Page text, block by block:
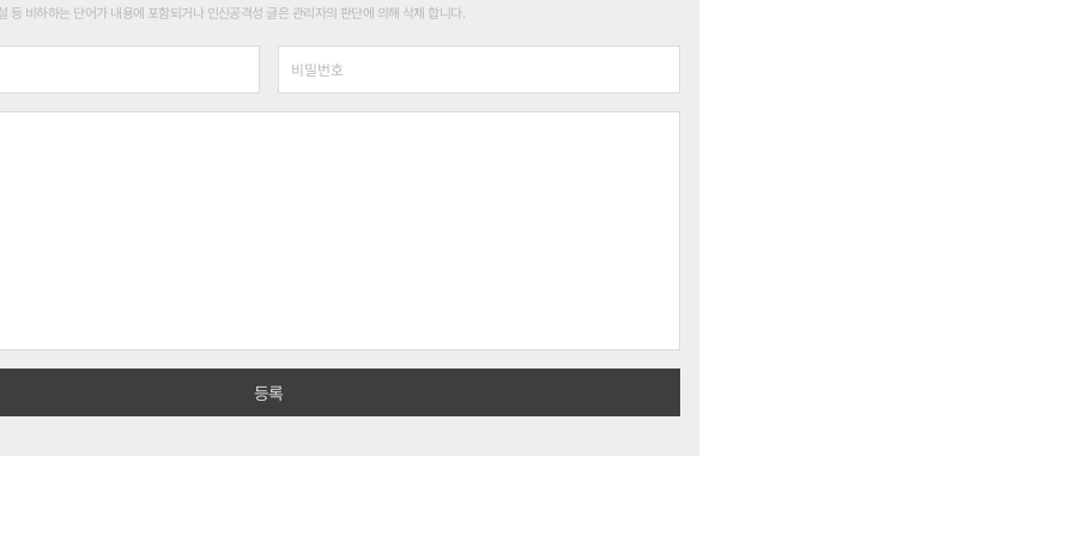
등 비하하는 단어가 내용에 포함되거나 인신공격성 글은 관리자의 판단에 의해 삭제 합니다.